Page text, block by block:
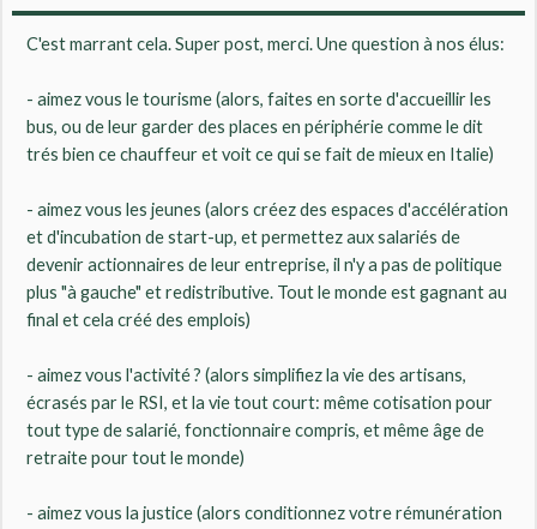
C'est marrant cela. Super post, merci. Une question à nos élus:
- aimez vous le tourisme (alors, faites en sorte d'accueillir les
bus, ou de leur garder des places en périphérie comme le dit
trés bien ce chauffeur et voit ce qui se fait de mieux en Italie)
- aimez vous les jeunes (alors créez des espaces d'accélération
et d'incubation de start-up, et permettez aux salariés de
devenir actionnaires de leur entreprise, il n'y a pas de politique
plus "à gauche" et redistributive. Tout le monde est gagnant au
final et cela créé des emplois)
- aimez vous l'activité ? (alors simplifiez la vie des artisans,
écrasés par le RSI, et la vie tout court: même cotisation pour
tout type de salarié, fonctionnaire compris, et même âge de
retraite pour tout le monde)
- aimez vous la justice (alors conditionnez votre rémunération